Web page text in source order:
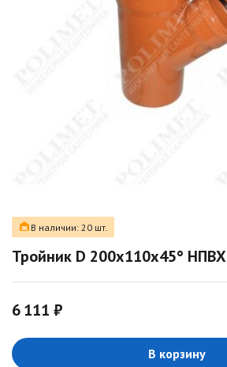
В наличии: 20 шт.
Тройник D 200х110х45° НПВХ
6 111 ₽
В корзину